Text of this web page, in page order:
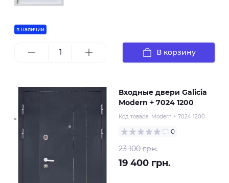
в наличии
В корзину
Входные двери Galicia
Modern + 7024 1200
Код товара: Modern + 7024 1200
0
23 100 грн.
19 400 грн.